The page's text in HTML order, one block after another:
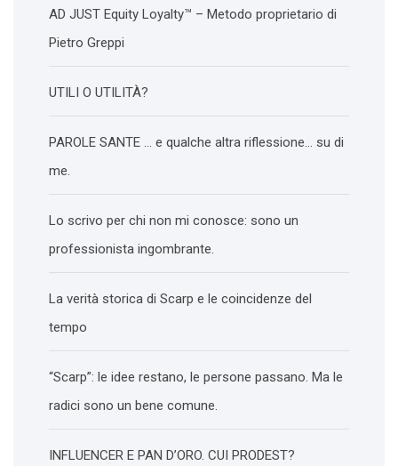
AD JUST Equity Loyalty™ – Metodo proprietario di
Pietro Greppi
UTILI O UTILITÀ?
PAROLE SANTE … e qualche altra riflessione… su di
me.
Lo scrivo per chi non mi conosce: sono un
professionista ingombrante.
La verità storica di Scarp e le coincidenze del
tempo
“Scarp”: le idee restano, le persone passano. Ma le
radici sono un bene comune.
INFLUENCER E PAN D’ORO. CUI PRODEST?